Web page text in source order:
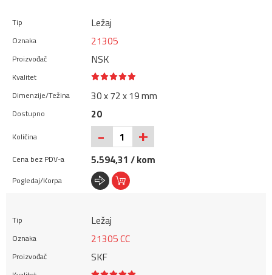
Ležaj
21305
NSK
30 x 72 x 19 mm
20
- +
5.594,31 / kom
Ležaj
21305 CC
SKF